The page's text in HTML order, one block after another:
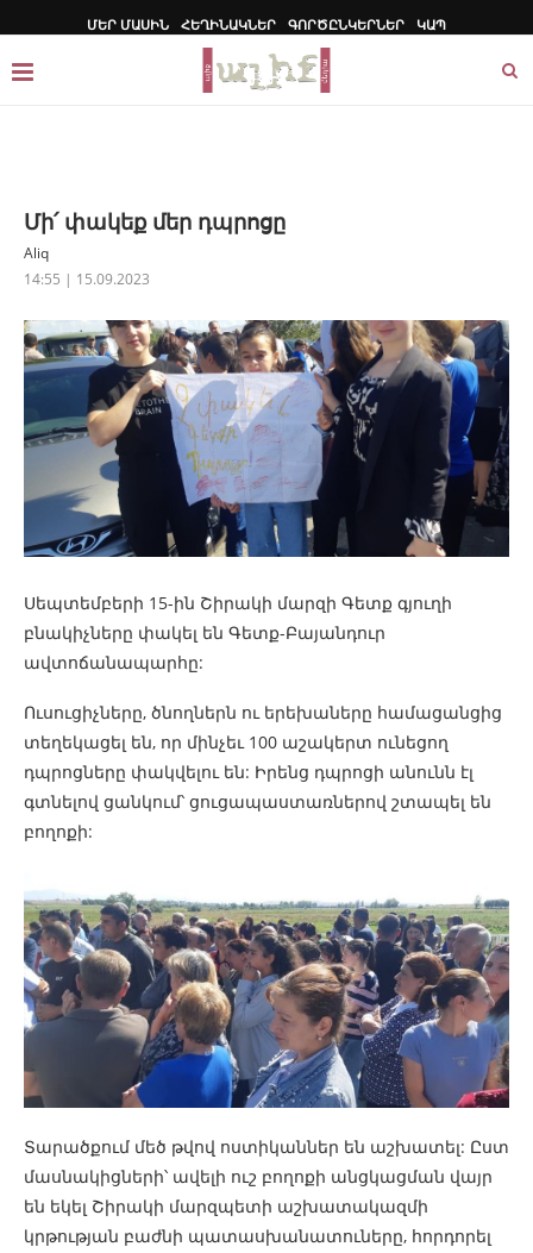
ՄԵՐ ՄԱՍԻՆ ՀԵՂԻՆԱԿՆԵՐ ԳՈՐԾԸՆԿԵՐՆԵՐ ԿԱՊ
Մի՛ փակեք մեր դպրոցը
Aliq
14:55 | 15.09.2023
Սեպտեմբերի 15-ին Շիրակի մարզի Գետք գյուղի
բնակիչները փակել են Գետք-Բայանդուր
ավտոճանապարհը:
Ուսուցիչները, ծնողներն ու երեխաները համացանցից
տեղեկացել են, որ մինչեւ 100 աշակերտ ունեցող
դպրոցները փակվելու են: Իրենց դպրոցի անունն էլ
գտնելով ցանկում՝ ցուցապաստառներով շտապել են
բողոքի:
Տարածքում մեծ թվով ոստիկաններ են աշխատել: Ըստ
մասնակիցների՝ ավելի ուշ բողոքի անցկացման վայր
են եկել Շիրակի մարզպետի աշխատակազմի
կրթության բաժնի պատասխանատուները, հորդորել